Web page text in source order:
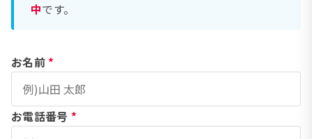
中です。
お名前 *
お電話番号 *